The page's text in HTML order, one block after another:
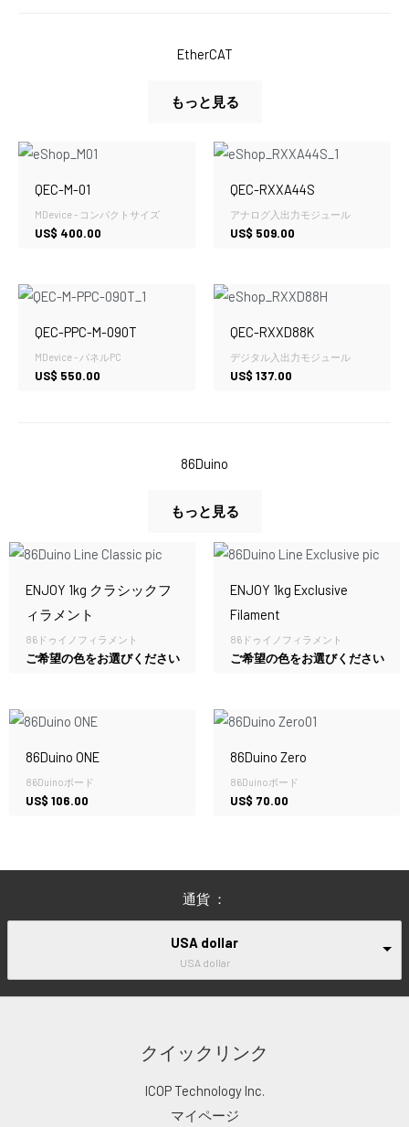
EtherCAT
もっと見る
QEC-M-01
MDevice - コンパクトサイズ
US$ 400.00
QEC-RXXA44S
アナログ入出力モジュール
US$ 509.00
QEC-PPC-M-090T
MDevice - パネルPC
US$ 550.00
QEC-RXXD88K
デジタル入出力モジュール
US$ 137.00
86Duino
もっと見る
ENJOY 1kg クラシックフ
ィラメント
86ドゥイノフィラメント
ご希望の色をお選びください
ENJOY 1kg Exclusive
Filament
86ドゥイノフィラメント
ご希望の色をお選びください
86Duino ONE
86Duinoボード
US$ 106.00
86Duino Zero
86Duinoボード
US$ 70.00
通貨 ：
USA dollar
USA dollar
クイックリンク
ICOP Technology Inc.
マイページ